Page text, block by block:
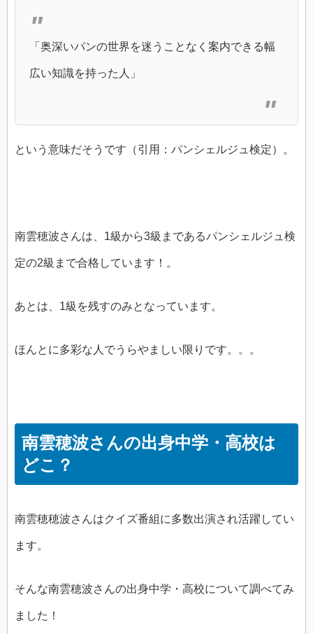
「奥深いパンの世界を迷うことなく案内できる幅
広い知識を持った人」
という意味だそうです（引用：パンシェルジュ検定）。
南雲穂波さんは、1級から3級まであるパンシェルジュ検
定の2級まで合格しています！。
あとは、1級を残すのみとなっています。
ほんとに多彩な人でうらやましい限りです。。。
南雲穂波さんの出身中学・高校は
どこ？
南雲穂穂波さんはクイズ番組に多数出演され活躍してい
ます。
そんな南雲穂波さんの出身中学・高校について調べてみ
ました！